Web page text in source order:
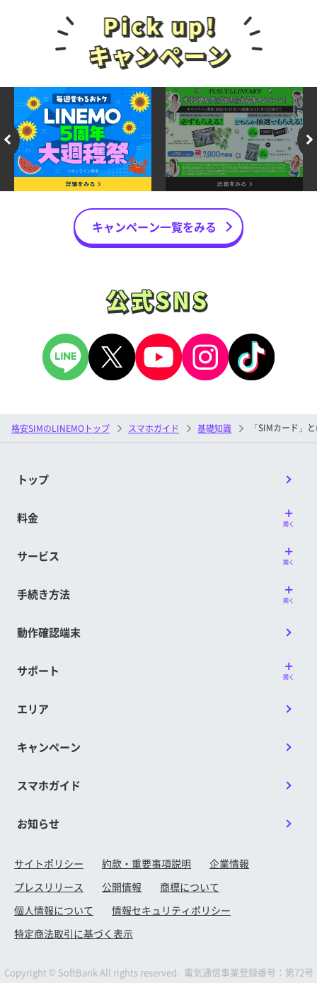
キャンペーン一覧をみる
公式SNS
公式SNS
格安SIMのLINEMOトップ スマホガイド 基礎知識 「SIMカード」
トップ
料金 開く
サービス 開く
手続き方法 開く
動作確認端末
サポート 開く
エリア
キャンペーン
スマホガイド
お知らせ
サイトポリシー 約款・重要事項説明
企業情報
プレスリリース
公開情報
商標について
個人情報について
情報セキュリティポリシー
特定商法取引に基づく表示
Copyright © SoftBank All rights reserved. 電気通信事業登録番号：第72号